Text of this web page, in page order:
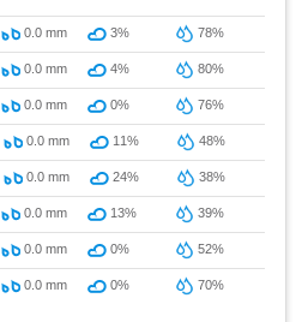
0.0 mm 3% 78%
0.0 mm 4% 80%
0.0 mm 0% 76%
0.0 mm 11% 48%
0.0 mm 24% 38%
0.0 mm 13% 39%
0.0 mm 0% 52%
0.0 mm 0% 70%